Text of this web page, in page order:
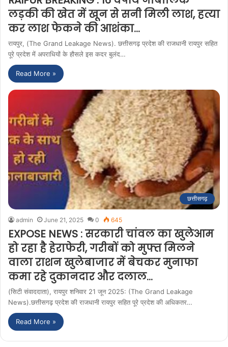
लड़की की खेत में खून से सनी मिली लाश, हत्या
कर लाश फेकने की आशंका…
रायपुर, (The Grand Leakage News). छत्तीसगढ़ प्रदेश की राजधानी रायपुर सहित
पूरे प्रदेश में अपराधियों के हौसले इस कदर बुलंद…
Read More »
छत्तीसगढ़
admin June 21, 2025 0 645
EXPOSE NEWS : सरकारी चांवल का खुलेआम
हो रहा है हेराफेरी, गरीबों को मुफ्त मिलने
वाला राशन खुलेबाजार में बेचकर मुनाफा
कमा रहे दुकानदार और दलाल…
(सिटी संवाददाता), रायपुर शनिवार 21 जून 2025: (The Grand Leakage
News).छत्तीसगढ़ प्रदेश की राजधानी रायपुर सहित पूरे प्रदेश की अधिकतर…
Read More »